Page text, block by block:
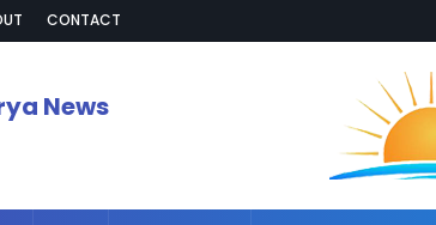
CONTACT
News